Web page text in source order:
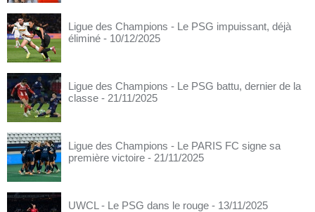
Ligue des Champions - Le PSG impuissant, déjà
éliminé - 10/12/2025
Ligue des Champions - Le PSG battu, dernier de la
classe - 21/11/2025
Ligue des Champions - Le PARIS FC signe sa
première victoire - 21/11/2025
UWCL - Le PSG dans le rouge - 13/11/2025